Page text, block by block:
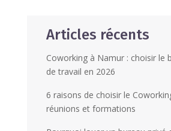
Articles récents
Coworking à Namur : choisir le
de travail en 2026
6 raisons de choisir le
réunions et formations